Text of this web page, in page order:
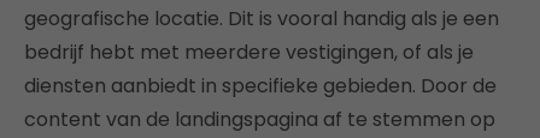
geografische locatie. Dit is vooral handig als je een
bedrijf hebt met meerdere vestigingen, of als je
diensten aanbiedt in specifieke gebieden. Door de
content van de landingspagina af te stemmen op